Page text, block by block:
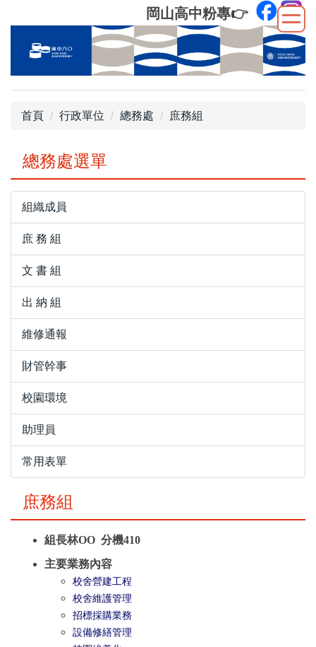
到
內
岡山高中粉專👉
首頁 行政單位 總務處 庶務組
總務處選單
組織成員
庶 務 組
文 書 組
出 納 組
維修通報
財管幹事
校園環境
助理員
常用表單
庶務組
組長林OO 分機410
主要業務內容
校舍營建工程
校舍維護管理
招標採購業務
設備修繕管理